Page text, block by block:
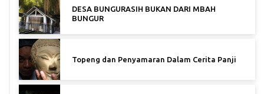
DESA BUNGURASIH BUKAN DARI MBAH
BUNGUR
Topeng dan Penyamaran Dalam Cerita Panji